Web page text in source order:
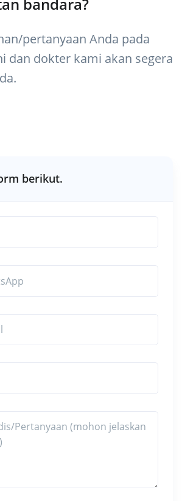
bandara?
pertanyaan Anda pada
dan dokter kami akan segera
berikut.